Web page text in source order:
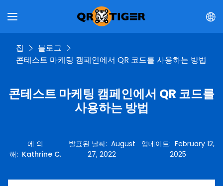
집
블로그
콘테스트 마케팅 캠페인에서 QR 코드를 사용하는 방법
콘테스트 마케팅 캠페인에서 QR 코드를
사용하는 방법
에 의
해: Kathrine C.
발표된 날짜: August
27, 2022
업데이트:February 12,
2025